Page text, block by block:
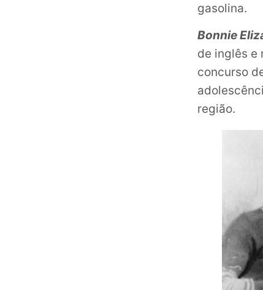
gasolina.
Bonnie
de inglês e
concurso
região.